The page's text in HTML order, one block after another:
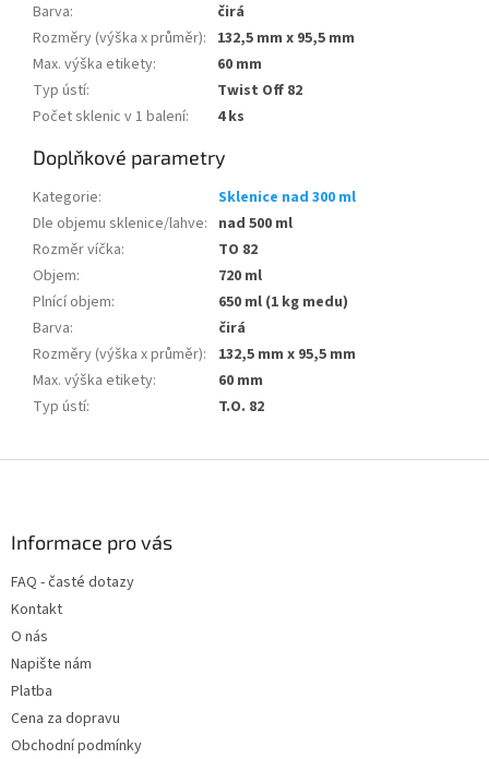
Barva:
čirá
Rozměry (výška x průměr): 132,5 mm x 95,5 mm
Max. výška etikety:
60 mm
Typ ústí:
Twist Off 82
Počet sklenic v 1 balení:
4 ks
Doplňkové parametry
Kategorie:
Sklenice nad 300 ml
Dle objemu sklenice/lahve: nad 500 ml
Rozměr víčka:
TO 82
Objem:
720 ml
Plnící objem:
650 ml (1 kg medu)
Barva:
čirá
Rozměry (výška x průměr):
132,5 mm x 95,5 mm
Max. výška etikety:
60 mm
Typ ústí: T.O. 82
Informace pro vás
FAQ - časté dotazy
Kontakt
O nás
Napište nám
Platba
Cena za dopravu
Obchodní podmínky